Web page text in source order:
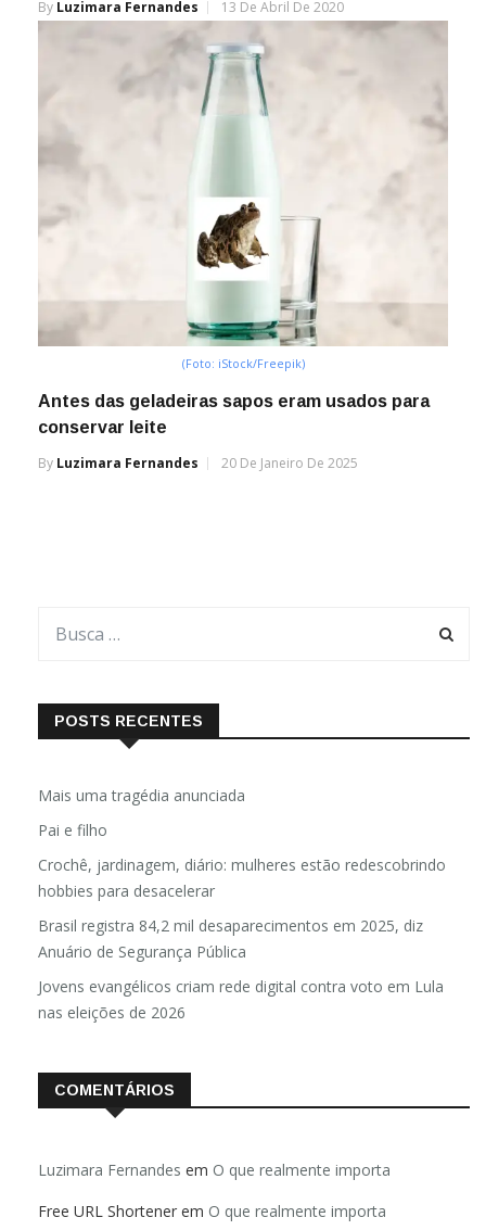
By Luzimara Fernandes 13 De Abril De 2020
(Foto: iStock/Freepik)
Antes das geladeiras sapos eram usados para
conservar leite
By Luzimara Fernandes 20 De Janeiro De 2025
POSTS RECENTES
Mais uma tragédia anunciada
Pai e filho
Crochê, jardinagem, diário: mulheres estão redescobrindo
hobbies para desacelerar
Brasil registra 84,2 mil desaparecimentos em 2025, diz
Anuário de Segurança Pública
Jovens evangélicos criam rede digital contra voto em Lula
nas eleições de 2026
COMENTÁRIOS
Luzimara Fernandes em O que realmente importa
Free URL Shortener em O que realmente importa